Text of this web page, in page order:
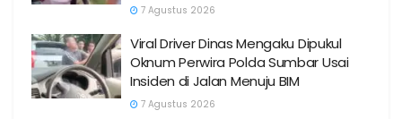
7 Agustus 2026
Viral Driver Dinas Mengaku Dipukul
Oknum Perwira Polda Sumbar Usai
Insiden di Jalan Menuju BIM
7 Agustus 2026